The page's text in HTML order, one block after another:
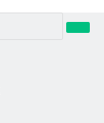
Искать